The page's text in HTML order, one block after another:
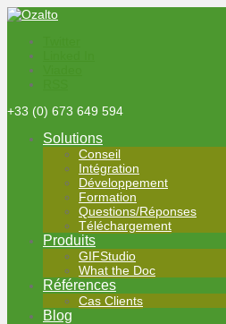
+33 (0) 673 649 594
Solutions
Conseil
Intégration
Développement
Formation
Questions/Réponses
Téléchargement
Produits
GIFStudio
What the Doc
Références
Cas Clients
Blog